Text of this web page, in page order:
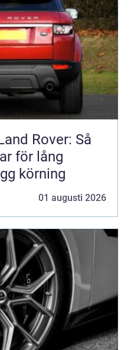
Rover: Så
för lång
körning
01 augusti 2026